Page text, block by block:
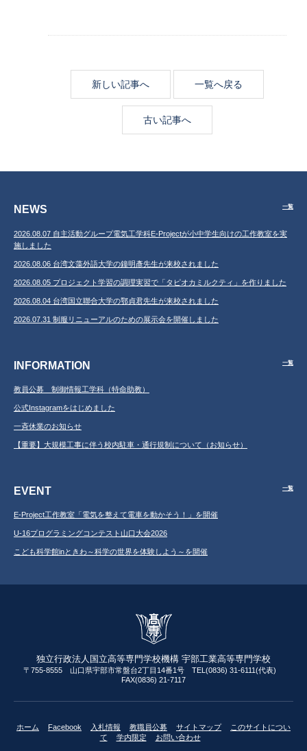
新しい記事へ 一覧へ戻る
古い記事へ
NEWS 一覧
2026.08.07 自主活動グループ電気工学科E-Projectが小中学生向けの工作教室を実
施しました
2026.08.06 台湾文藻外語大学の鐘明彥先生が来校されました
2026.08.05 プロジェクト学習の調理実習で「タピオカミルクティ」を作りました
2026.08.04 台湾国立聯合大学の鄂貞君先生が来校されました
2026.07.31 制服リニューアルのための展示会を開催しました
INFORMATION 一覧
教員公募 制御情報工学科（特命助教）
公式Instagramをはじめました
一斉休業のお知らせ
【重要】大規模工事に伴う校内駐車・通行規制について（お知らせ）
EVENT 一覧
E-Project工作教室「電気を整えて電車を動かそう！」を開催
U-16プログラミングコンテスト山口大会2026
こども科学館inときわ～科学の世界を体験しよう～を開催
独立行政法人国立高等専門学校機構 宇部工業高等専門学校
〒755-8555 山口県宇部市常盤台2丁目14番1号 TEL(0836) 31-6111(代表)
FAX(0836) 21-7117
ホーム Facebook 入札情報 教職員公募 サイトマップ
このサイトについ
て
学内限定 お問い合わせ